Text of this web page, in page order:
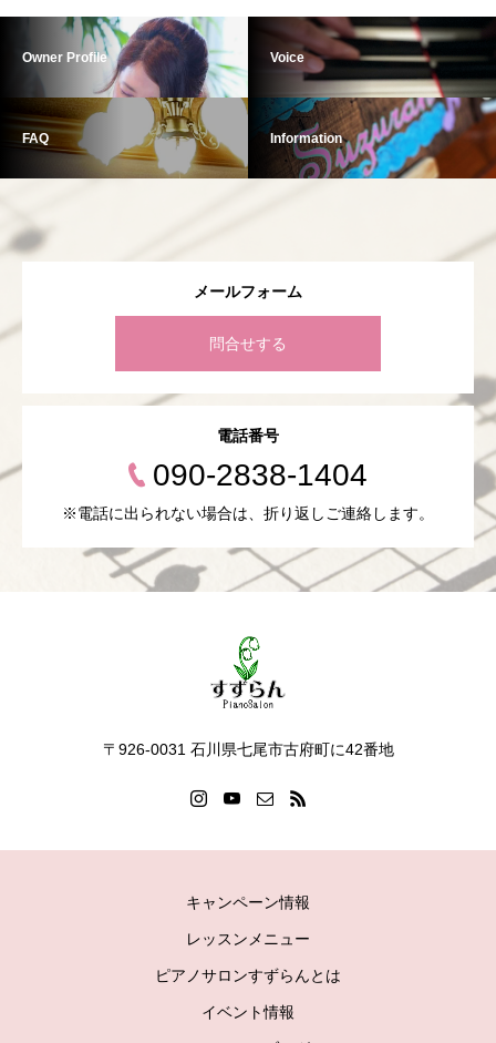
Owner Profile Voice
FAQ Information
メールフォーム
問合せする
電話番号
090-2838-1404
※電話に出られない場合は、折り返しご連絡します。
〒926-0031 石川県七尾市古府町に42番地
キャンペーン情報
レッスンメニュー
ピアノサロンすずらんとは
イベント情報